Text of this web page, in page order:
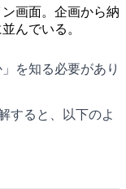
を知る必要があり
すると、以下のよ